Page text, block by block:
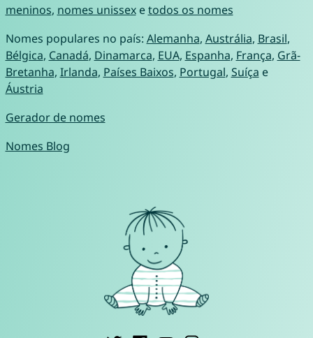
meninos, nomes unissexetodos os nomes
Nomes populares no país: Alemanha, Austrália, Brasil,
Bélgica, Canadá, Dinamarca, EUA, Espanha, França, Grã-
Bretanha, Irlanda, Países Baixos, Portugal, Suíça e
Áustria
Gerador de nomes
Nomes Blog